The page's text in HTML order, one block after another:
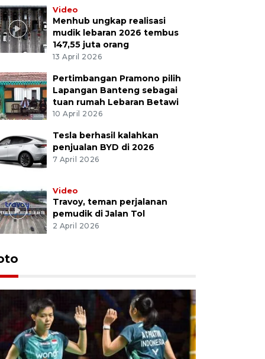
Video
Menhub ungkap realisasi
mudik lebaran 2026 tembus
147,55 juta orang
13 April 2026
Pertimbangan Pramono pilih
Lapangan Banteng sebagai
tuan rumah Lebaran Betawi
10 April 2026
Tesla berhasil kalahkan
penjualan BYD di 2026
7 April 2026
Video
Travoy, teman perjalanan
pemudik di Jalan Tol
2 April 2026